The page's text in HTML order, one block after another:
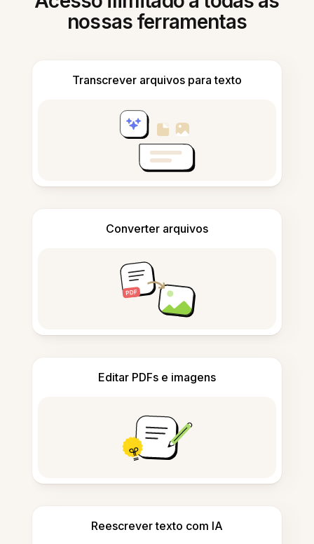
nossas ferramentas
Transcrever arquivos para texto
Converter arquivos
Editar PDFs e imagens
Reescrever texto com IA